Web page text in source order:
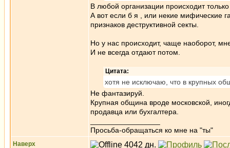
В любой организации происходит только
А вот если б я , или некие мифические
признаков деструктивной секты.
Но у нас происходит, чаще наоборот,
И не всегда отдают потом.
Цитата:
хотя не исключаю, что в крупных
Не фантазируй.
Крупная община вроде московской,
продавца или бухгалтера.
Просьба-обращаться ко мне на "ты"
Наверх